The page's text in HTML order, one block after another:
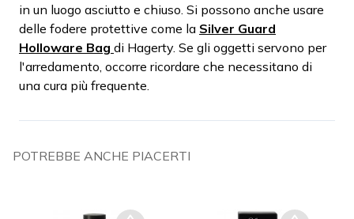
in un luogo asciutto e chiuso. Si possono anche usare
delle fodere protettive come la Silver Guard
Holloware Bag di Hagerty. Se gli oggetti servono per
l'arredamento, occorre ricordare che necessitano di
una cura più frequente.
POTREBBE ANCHE PIACERTI